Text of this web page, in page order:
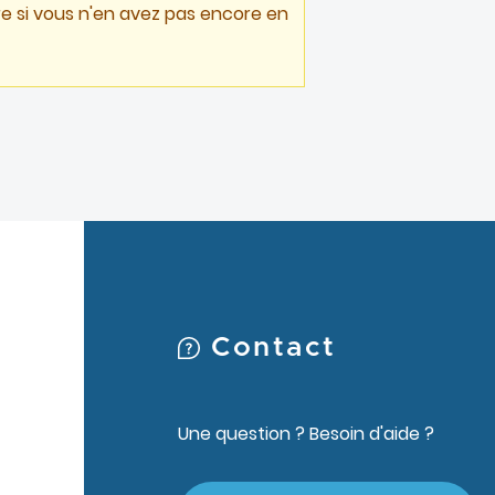
si vous n'en avez pas encore en
Contact
Une question ? Besoin d'aide ?